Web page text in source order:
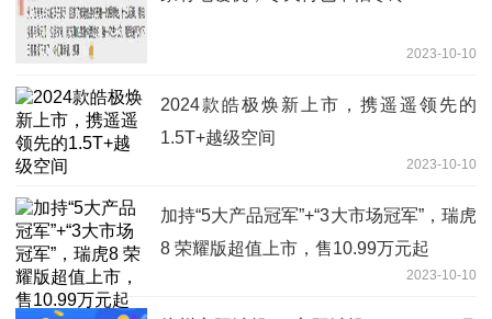
2023-10-10
2024款皓极焕新上市，携遥遥领先的
1.5T+越级空间
2023-10-10
加持“5大产品冠军”+“3大市场冠军”，瑞虎
8 荣耀版超值上市，售10.99万元起
2023-10-10